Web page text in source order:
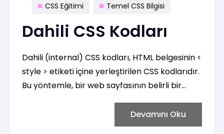
CSS Eğitimi Temel CSS Bilgisi
Dahili CSS Kodları
Dahili (internal) CSS kodları, HTML belgesinin <
style > etiketi içine yerleştirilen CSS kodlarıdır.
Bu yöntemle, bir web sayfasının belirli bir
içinde belirlenebilir. İşte bir örnek:Devamını Oku